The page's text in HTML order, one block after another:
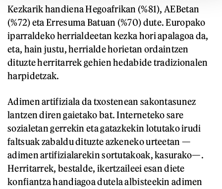
Kezkarik handiena Hegoafrikan (%81), AEBetan
(%72) eta Erresuma Batuan (%70) dute. Europako
iparraldeko herrialdeetan kezka hori apalagoa da,
eta, hain justu, herrialde horietan ordaintzen
dituzte herritarrek gehien hedabide tradizionalen
harpidetzak.
Adimen artifiziala da txostenean sakontasunez
lantzen diren gaietako bat. Interneteko sare
sozialetan gerrekin eta gatazkekin lotutako irudi
faltsuak zabaldu dituzte azkeneko urteetan —
adimen artifizialarekin sortutakoak, kasurako—.
Herritarrek, bestalde, ikertzaileei esan diete
konfiantza handiagoa dutela albisteekin adimen